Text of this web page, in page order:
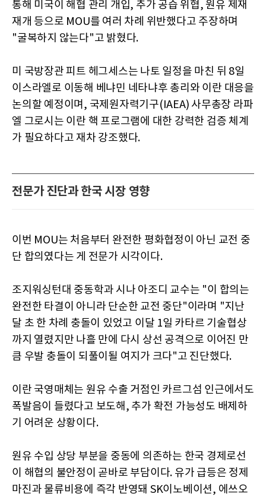
통해 미국이 해협 관리 개입, 추가 공습 위협, 원유 제재
재개 등으로 MOU를 여러 차례 위반했다고 주장하며
"굴복하지 않는다"고 밝혔다.
미 국방장관 피트 헤그세스는 나토 일정을 마친 뒤 8일
이스라엘로 이동해 베냐민 네타냐후 총리와 이란 대응을
논의할 예정이며, 국제원자력기구(IAEA) 사무총장 라파
엘 그로시는 이란 핵 프로그램에 대한 강력한 검증 체계
가 필요하다고 재차 강조했다.
전문가 진단과 한국 시장 영향
이번 MOU는 처음부터 완전한 평화협정이 아닌 교전 중
단 합의였다는 게 전문가 시각이다.
조지워싱턴대 중동학과 시나 아조디 교수는 "이 합의는
완전한 타결이 아니라 단순한 교전 중단"이라며 "지난
달 초 한 차례 충돌이 있었고 이달 1일 카타르 기술협상
까지 열렸지만 나흘 만에 다시 상선 공격으로 이어진 만
큼 우발 충돌이 되풀이될 여지가 크다"고 진단했다.
이란 국영매체는 원유 수출 거점인 카르그섬 인근에서도
폭발음이 들렸다고 보도해, 추가 확전 가능성도 배제하
기 어려운 상황이다.
원유 수입 상당 부분을 중동에 의존하는 한국 경제로선
이 해협의 불안정이 곧바로 부담이다. 유가 급등은 정제
마진과 물류비용에 즉각 반영돼 SK이노베이션, 에쓰오